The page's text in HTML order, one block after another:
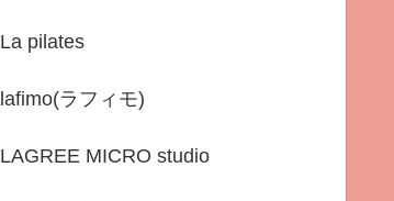
La pilates
lafimo(ラフィモ)
LAGREE MICRO studio